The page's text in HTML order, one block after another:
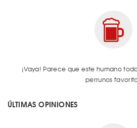
¡Vaya! Parece que este humano
perrunos
ÚLTIMAS OPINIONES